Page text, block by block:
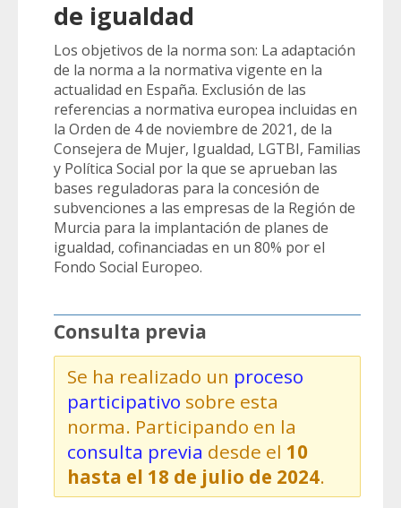
de igualdad
Los objetivos de la norma son: La adaptación
de la norma a la normativa vigente en la
actualidad en España. Exclusión de las
referencias a normativa europea incluidas en
la Orden de 4 de noviembre de 2021, de la
Consejera de Mujer, Igualdad, LGTBI, Familias
y Política Social por la que se aprueban las
bases reguladoras para la concesión de
subvenciones a las empresas de la Región de
Murcia para la implantación de planes de
igualdad, cofinanciadas en un 80% por el
Fondo Social Europeo.
Consulta previa
Se ha realizado un proceso
participativo sobre esta
norma. Participando en la
consulta previa desde el 10
hasta el 18 de julio de 2024.